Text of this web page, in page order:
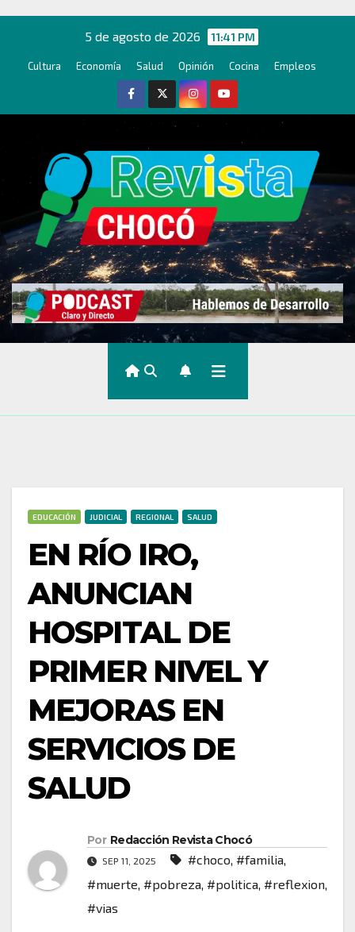
contenido
5 de agosto de 2026 11:41 PM
Cultura Economía Salud Opinión Cocina Empleos
EDUCACIÓN JUDICIAL REGIONAL SALUD
EN RÍO IRO,
ANUNCIAN
HOSPITAL DE
PRIMER NIVEL Y
MEJORAS EN
SERVICIOS DE
SALUD
Por Redacción Revista Chocó
SEP 11, 2025 #choco, #familia,
#muerte, #pobreza, #politica, #reflexion,
#vias